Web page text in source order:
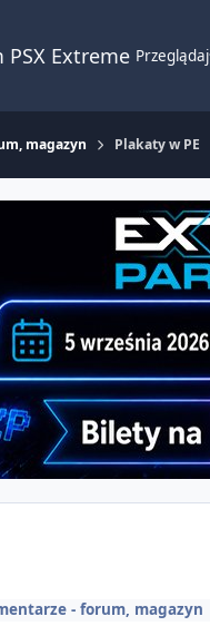
PSX Extreme Przeglądaj
magazyn Plakaty w PE
- forum, magazyn